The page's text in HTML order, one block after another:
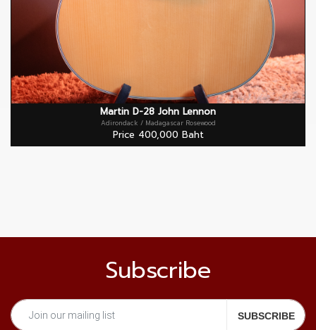
Martin D-28 John Lennon
Adirondack / Madagascar Rosewood
Price 400,000 Baht
Subscribe